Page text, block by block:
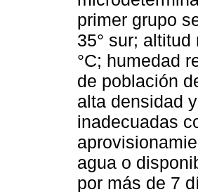
primer grupo
35° sur;
°C; humedad
de población
alta densidad
inadecuadas
agua o
por más de 7